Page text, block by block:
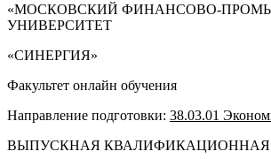
«МОСКОВСКИЙ ФИНАНСОВО-
УНИВЕРСИТЕТ
«СИНЕРГИЯ»
Факультет онлайн обучения
Направление подготовки: 38.03.01
ВЫПУСКНАЯ КВАЛИФИКАЦИОННАЯ